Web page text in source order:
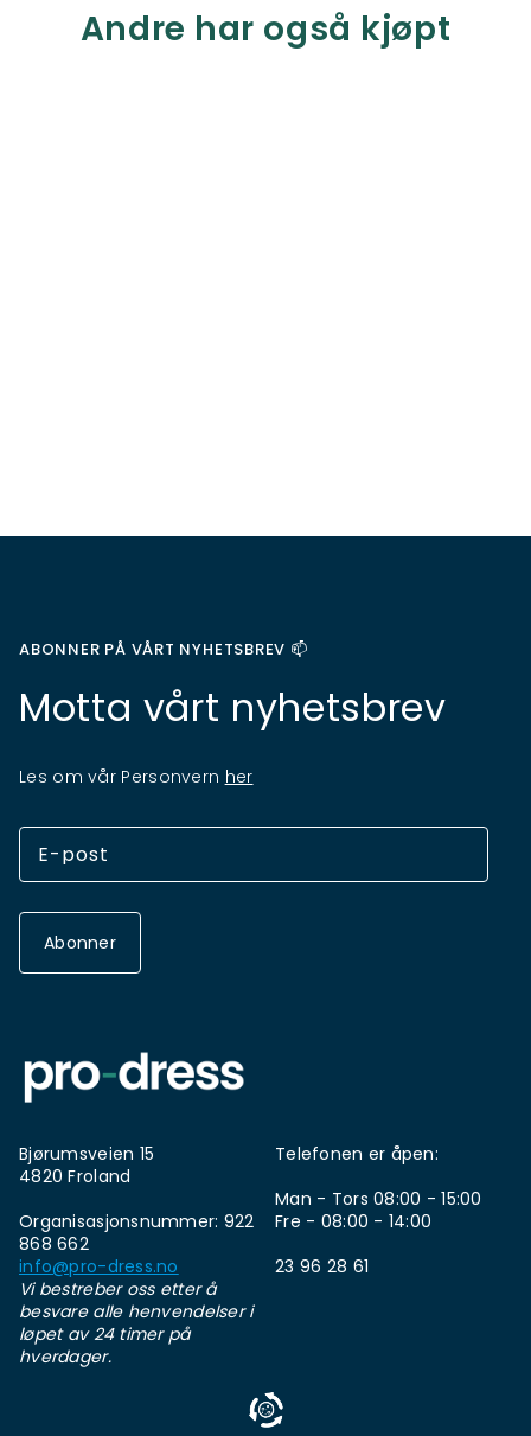
Andre har også kjøpt
ABONNER PÅ VÅRT NYHETSBREV 📫
Motta vårt nyhetsbrev
Les om vår Personvern her
Abonner
Bjørumsveien 15
4820 Froland
Organisasjonsnummer: 922
868 662
info@pro-dress.no
Vi bestreber oss etter å
besvare alle henvendelser i
løpet av 24 timer på
hverdager.
Telefonen er åpen:
Man - Tors 08:00 - 15:00
Fre - 08:00 - 14:00
23 96 28 61